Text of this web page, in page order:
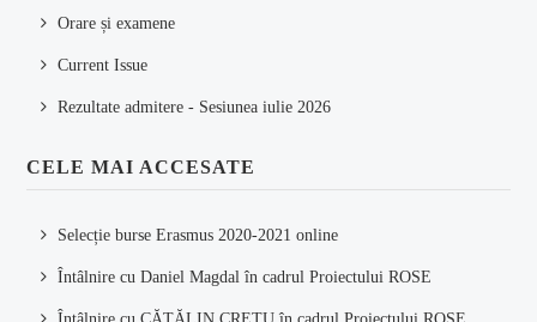
Orare și examene
Current Issue
Rezultate admitere - Sesiunea iulie 2026
CELE MAI ACCESATE
Selecție burse Erasmus 2020-2021 online
Întâlnire cu Daniel Magdal în cadrul Proiectului ROSE